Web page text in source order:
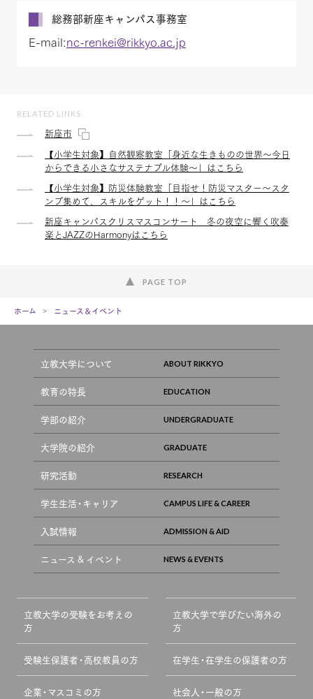
総務部新座キャンパス事務室
E-mail:nc-renkei@rikkyo.ac.jp
RELATED LINKS
新座市
【小学生対象】自然観察教室「身近な生きものの世界～今日
からできる小さなサステナブル体験～」はこちら
【小学生対象】防災体験教室「目指せ！防災マスター～スタ
ンプ集めて、スキルをゲット！！～」はこちら
新座キャンパスクリスマスコンサート 冬の夜空に響く吹奏
楽とJAZZのHarmonyはこちら
PAGE TOP
ホーム ニュース＆イベント
立教大学について
教育の特長
学部の紹介
大学院の紹介
研究活動
学生生活・キャリア
入試情報
ニュース & イベント
立教大学の受験をお考えの
方
立教大学で学びたい海外の
方
受験生保護者・高校教員の方 在学生・在学生の保護者の方
企業・マスコミの方 社会人・一般の方